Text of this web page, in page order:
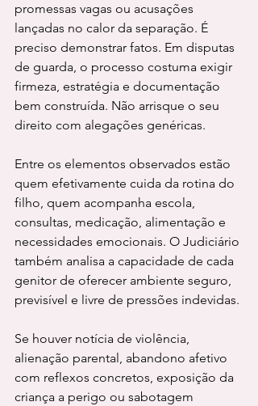
promessas vagas ou acusações
lançadas no calor da separação. É
preciso demonstrar fatos. Em disputas
de guarda, o processo costuma exigir
firmeza, estratégia e documentação
bem construída. Não arrisque o seu
direito com alegações genéricas.
Entre os elementos observados estão
quem efetivamente cuida da rotina do
filho, quem acompanha escola,
consultas, medicação, alimentação e
necessidades emocionais. O Judiciário
também analisa a capacidade de cada
genitor de oferecer ambiente seguro,
previsível e livre de pressões indevidas.
Se houver notícia de violência,
alienação parental, abandono afetivo
com reflexos concretos, exposição da
criança a perigo ou sabotagem